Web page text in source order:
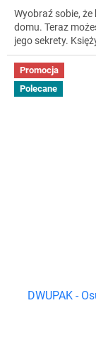
Wyobraź sobie,
domu. Teraz
jego sekrety.
Promocja
Polecane
DWUPAK -